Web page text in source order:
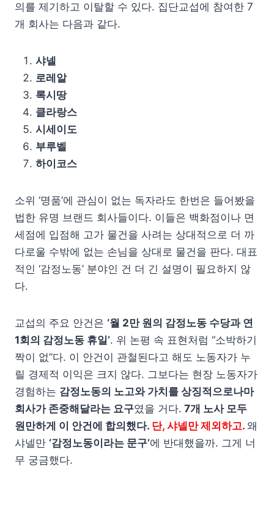
의를 제기하고 이탈할 수 있다. 집단교섭에 참여한 7
개 회사는 다음과 같다.
샤넬
로레알
록시땅
클라랑스
시세이도
부루벨
하이코스
소위 ‘명품’에 관심이 없는 독자라도 한번은 들어봤을
법한 유명 브랜드 회사들이다. 이들은 백화점이나 면
세점에 입점해 고가 물건을 사려는 상대적으로 더 까
다로울 수밖에 없는 손님을 상대로 물건을 판다. 대표
적인 ‘감정노동’ 분야인 건 더 긴 설명이 필요하지 않
다.
교섭의 주요 안건은 ‘월 2만 원의 감정노동 수당과 연
1회의 감정노동 휴일’. 위 논평 속 표현처럼 “소박하기
짝이 없”다. 이 안건이 관철된다고 해도 노동자가 누
릴 경제적 이익은 크지 않다. 그보다는 현장 노동자가
경험하는 감정노동의 노고와 가치를 상징적으로나마
회사가 존중해달라는 요구였을 거다. 7개 노사 모두
원만하게 이 안건에 합의했다. 단, 샤넬만 제외하고. 왜
샤넬만 ‘감정노동이라는 문구’에 반대했을까. 그게 너
무 궁금했다.